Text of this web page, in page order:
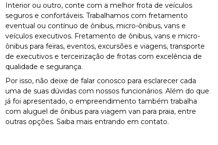
Interior ou outro, conte com a melhor frota de veículos
seguros e confortáveis. Trabalhamos com fretamento
eventual ou contínuo de ônibus, micro-ônibus, vans e
veículos executivos. Fretamento de ônibus, vans e micro-
ônibus para feiras, eventos, excursões e viagens, transporte
de executivos e terceirização de frotas com excelência de
qualidade e segurança.
Por isso, não deixe de falar conosco para esclarecer cada
uma de suas dúvidas com nossos funcionários. Além do que
já foi apresentado, o empreendimento também trabalha
com aluguel de ônibus para viagem van para praia, entre
outras opções. Saiba mais entrando em contato.